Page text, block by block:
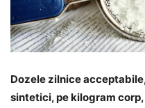
Dozele zilnice
sintetici, pe kilogram